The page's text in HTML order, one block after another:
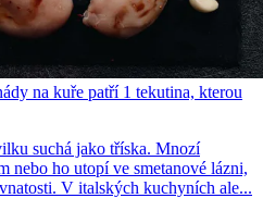
na kuře patří 1 tekutina, kterou
suchá jako tříska. Mnozí
nebo ho utopí ve smetanové lázni,
V italských kuchyních ale...